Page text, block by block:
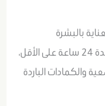
بالبشرة
ومستحضرات التجميل لمدة 24 ساعة على الأقل،
والكمادات الباردة